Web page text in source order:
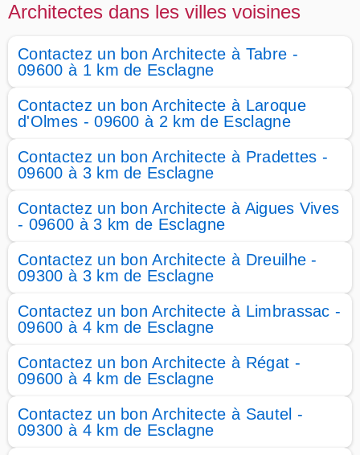
Architectes dans les villes voisines
Contactez un bon Architecte à Tabre -
09600 à 1 km de Esclagne
Contactez un bon Architecte à Laroque
d'Olmes - 09600 à 2 km de Esclagne
Contactez un bon Architecte à Pradettes -
09600 à 3 km de Esclagne
Contactez un bon Architecte à Aigues Vives
- 09600 à 3 km de Esclagne
Contactez un bon Architecte à Dreuilhe -
09300 à 3 km de Esclagne
Contactez un bon Architecte à Limbrassac -
09600 à 4 km de Esclagne
Contactez un bon Architecte à Régat -
09600 à 4 km de Esclagne
Contactez un bon Architecte à Sautel -
09300 à 4 km de Esclagne